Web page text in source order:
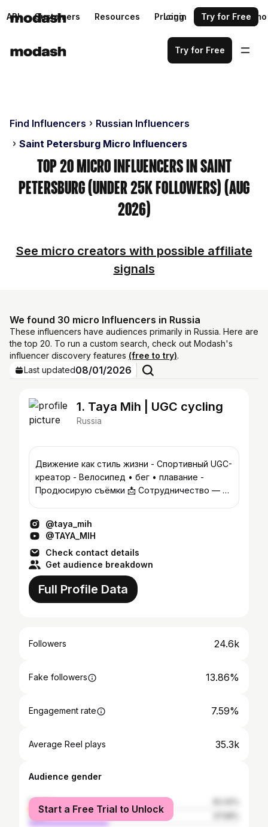
API Customers Resources Pricing Request a demo
Login Try for Free
Try for Free
Find Influencers
Russian Influencers
Saint Petersburg Micro Influencers
Top 20 Micro Influencers in Saint
Petersburg (Under 25k Followers) (Aug
2026)
See micro creators with possible affiliate
signals
We found 30 micro Influencers in Russia
These influencers have audiences primarily in Russia. Here are
the top 20. To run a custom search, check out Modash's
influencer discovery features (free to try).
Last updated08/01/2026
1. Taya Mih | UGC cycling
Russia
Движение как стиль жизни - Спортивный UGC-
креатор - Велосипед • бег • плавание -
Продюсирую съёмки 📩 Сотрудничество — в
@taya_mih
@TAYA_MIH
Check contact details
Get audience breakdown
Full Profile Data
Followers 24.6k
Fake followers 13.86%
Engagement rate 7.59%
Average Reel plays 35.3k
Audience gender
female
male
Start a Free Trial to Unlock